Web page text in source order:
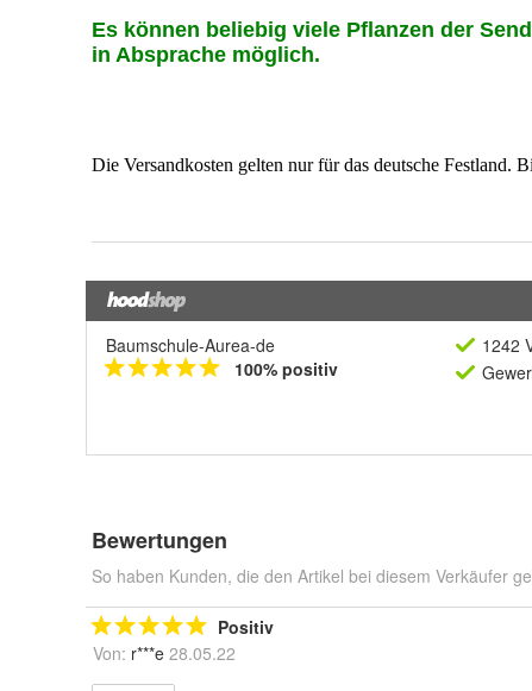
Baumschule-Aurea-de
100% positiv
1242
Bewertungen
So haben Kunden, die den Artikel bei diesem Verkäufer
Positiv
Von: r***e 28.05.22